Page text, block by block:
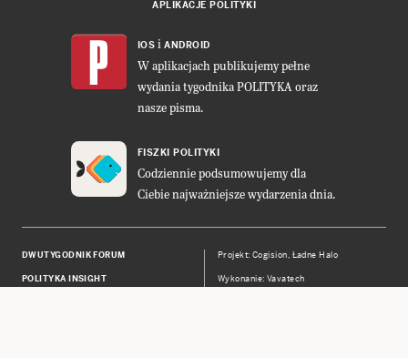
APLIKACJE POLITYKI
IOS i ANDROID
W aplikacjach publikujemy pełne
wydania tygodnika POLITYKA oraz
nasze pisma.
FISZKI POLITYKI
Codziennie podsumowujemy dla
Ciebie najważniejsze wydarzenia dnia.
DWUTYGODNIK FORUM
POLITYKA INSIGHT
Projekt:Cogision, Ładne Halo
Wykonanie: Vavatech